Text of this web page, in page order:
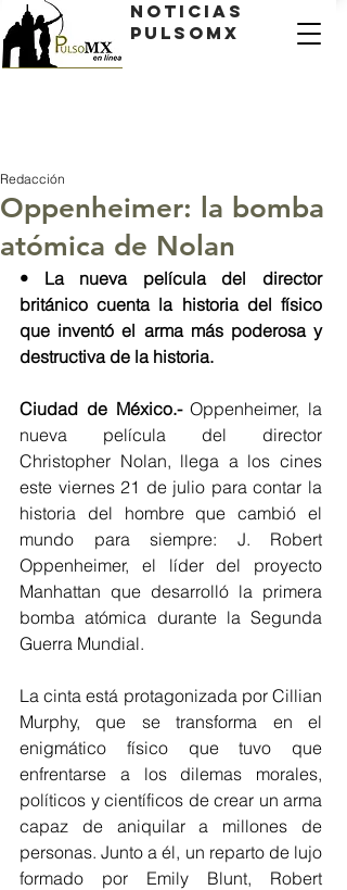
Noticias
PulsoMX
Oppenheimer: la bomba
atómica de Nolan
Redacción
• La nueva película del director
británico cuenta la historia del físico
que inventó el arma más poderosa y
destructiva de la historia.
Ciudad de México.- Oppenheimer, la
nueva película del director
Christopher Nolan, llega a los cines
este viernes 21 de julio para contar la
historia del hombre que cambió el
mundo para siempre: J. Robert
Oppenheimer, el líder del proyecto
Manhattan que desarrolló la primera
bomba atómica durante la Segunda
Guerra Mundial.
La cinta está protagonizada por Cillian
Murphy, que se transforma en el
enigmático físico que tuvo que
enfrentarse a los dilemas morales,
políticos y científicos de crear un arma
capaz de aniquilar a millones de
personas. Junto a él, un reparto de lujo
formado por Emily Blunt, Robert